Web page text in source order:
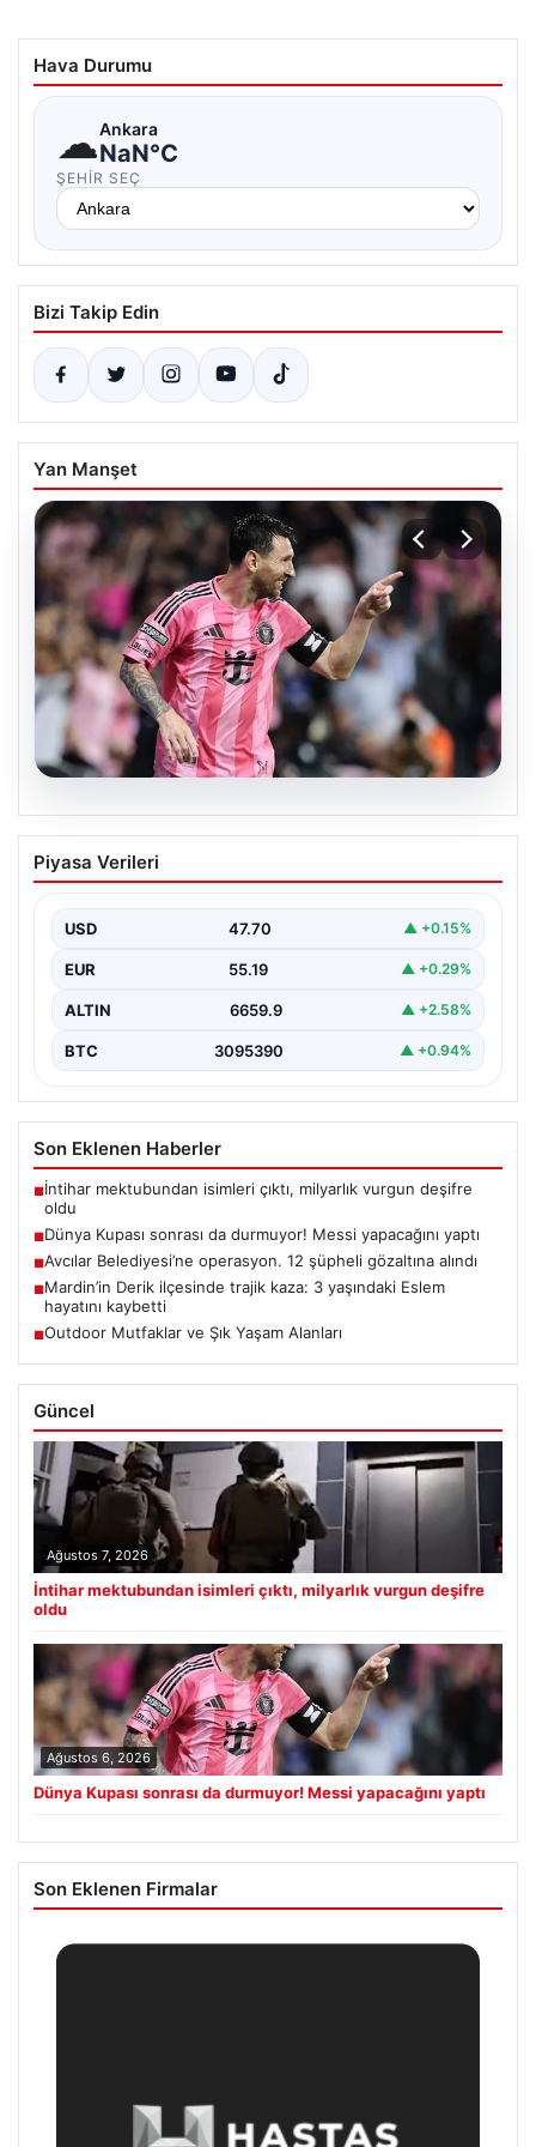
Hava Durumu
☁Ankara
NaN°C
ŞEHIR SEÇ
Bizi Takip Edin
Yan Manşet
Dünya Kupası sonrası da durmuyor!
Messi yapacağını yaptı
Piyasa Verileri
USD 47.70 ▲ +0.15%
EUR 55.19 ▲ +0.29%
ALTIN 6659.9 ▲ +2.58%
BTC 3095390 ▲ +0.94%
Son Eklenen Haberler
■İntihar mektubundan isimleri çıktı, milyarlık vurgun deşifre
oldu
■Dünya Kupası sonrası da durmuyor! Messi yapacağını yaptı
■Avcılar Belediyesi’ne operasyon. 12 şüpheli gözaltına alındı
■Mardin’in Derik ilçesinde trajik kaza: 3 yaşındaki Eslem
hayatını kaybetti
■Outdoor Mutfaklar ve Şık Yaşam Alanları
Güncel
Ağustos 7, 2026
İntihar mektubundan isimleri çıktı, milyarlık vurgun deşifre
oldu
Ağustos 6, 2026
Dünya Kupası sonrası da durmuyor! Messi yapacağını yaptı
Son Eklenen Firmalar